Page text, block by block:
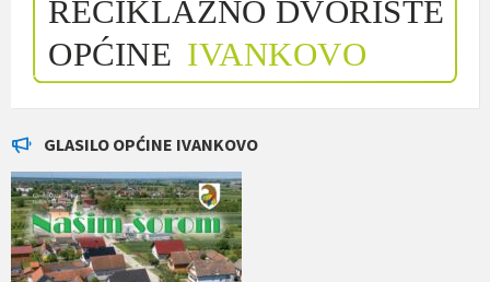
GLASILO OPĆINE IVANKOVO